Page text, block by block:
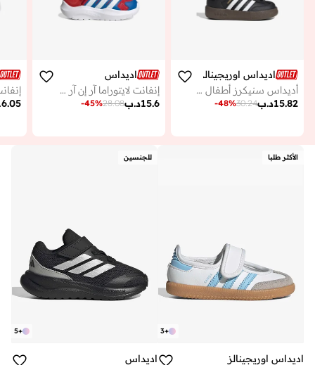
اديداس اوريجينالز
أديداس سنيكرز أطفال أديفوم سامبا 360 آي
د.ب15.82
30.24
-48%
اديداس
إنفانت لايتوراما آر إن آر سبايد
د.ب15.6
28.08
-45%
الأكثر طلبا
+
3
اديداس اوريجينالز
للجنسين
+
5
اديداس